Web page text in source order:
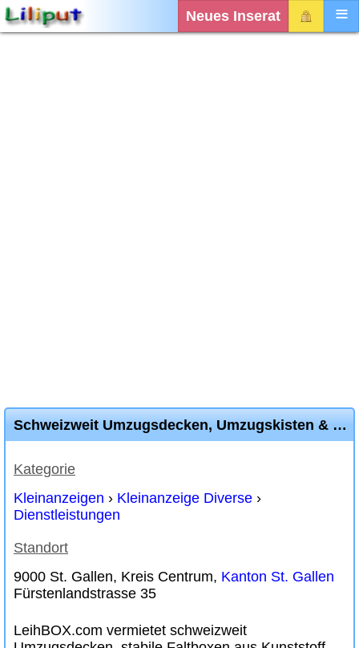
Neues Inserat
Schweizweit Umzugsdecken, Umzugskisten & Boxen mieten
Kategorie
Kleinanzeigen › Kleinanzeige Diverse ›
Dienstleistungen
Standort
9000 St. Gallen, Kreis Centrum, Kanton St. Gallen
Fürstenlandstrasse 35
LeihBOX.com vermietet schweizweit